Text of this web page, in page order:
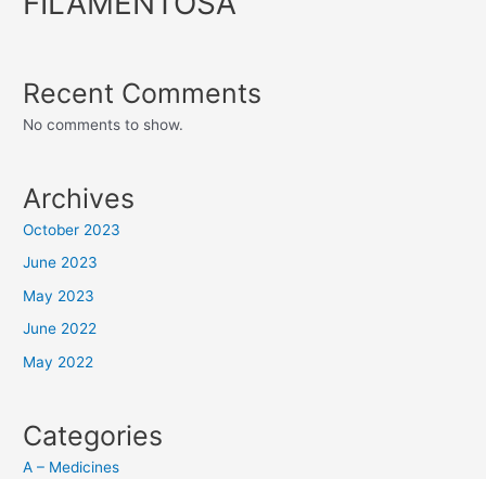
Recent Comments
No comments to show.
Archives
October 2023
June 2023
May 2023
June 2022
May 2022
Categories
A – Medicines